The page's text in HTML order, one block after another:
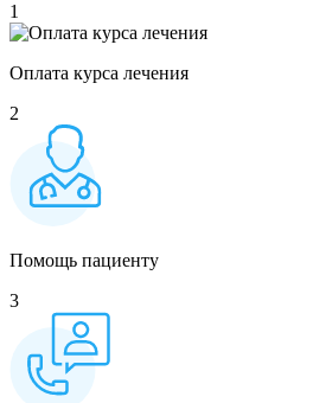
1
Оплата курса лечения
2
Помощь пациенту
3